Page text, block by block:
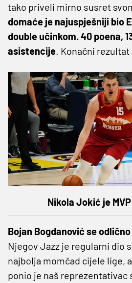
tako priveli mirno susret
domaće je najuspješniji bio
double učinkom. 40 poena,
asistencije. Konačni rezultat
Nikola Jokić je
Bojan Bogdanović se
Njegov Jazz je regularni dio
najbolja momčad cijele lige,
ponio je naš reprezentativac